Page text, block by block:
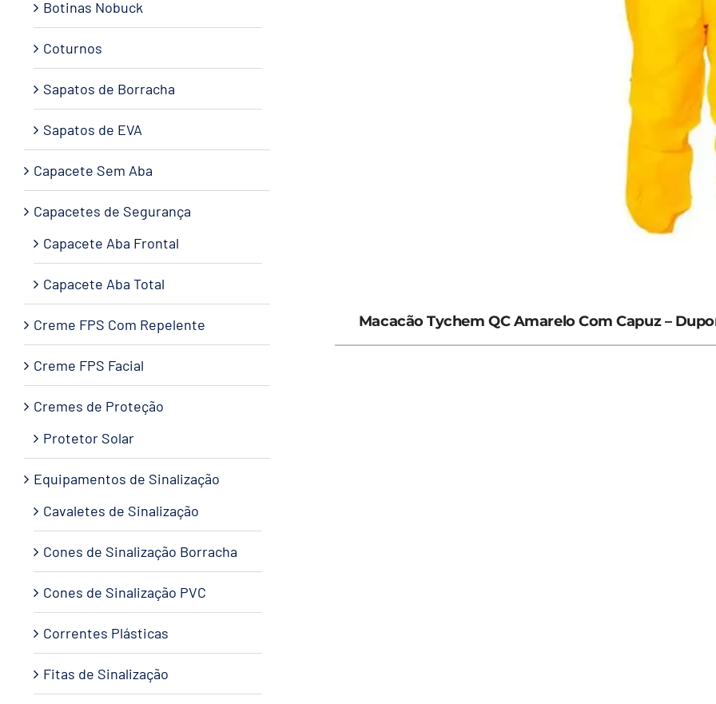
Macacão Tychem QC Amarelo Com Capuz –
Botinas Nobuck
Coturnos
Sapatos de Borracha
Sapatos de EVA
Capacete Sem Aba
Capacetes de Segurança
Capacete Aba Frontal
Capacete Aba Total
Creme FPS Com Repelente
Creme FPS Facial
Cremes de Proteção
Protetor Solar
Equipamentos de Sinalização
Cavaletes de Sinalização
Cones de Sinalização Borracha
Cones de Sinalização PVC
Correntes Plásticas
Fitas de Sinalização